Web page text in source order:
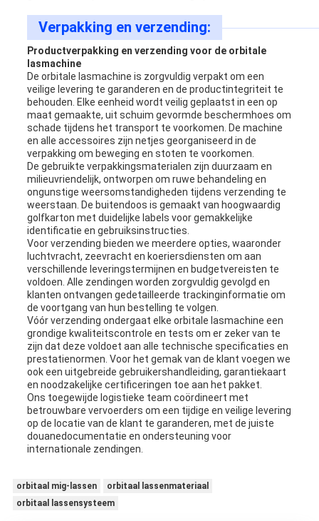
Verpakking en verzending:
Productverpakking en verzending voor de orbitale
lasmachine
De orbitale lasmachine is zorgvuldig verpakt om een ​​
veilige levering te garanderen en de productintegriteit te
behouden. Elke eenheid wordt veilig geplaatst in een op
maat gemaakte, uit schuim gevormde beschermhoes om
schade tijdens het transport te voorkomen. De machine
en alle accessoires zijn netjes georganiseerd in de
verpakking om beweging en stoten te voorkomen.
De gebruikte verpakkingsmaterialen zijn duurzaam en
milieuvriendelijk, ontworpen om ruwe behandeling en
ongunstige weersomstandigheden tijdens verzending te
weerstaan. De buitendoos is gemaakt van hoogwaardig
golfkarton met duidelijke labels voor gemakkelijke
identificatie en gebruiksinstructies.
Voor verzending bieden we meerdere opties, waaronder
luchtvracht, zeevracht en koeriersdiensten om aan
verschillende leveringstermijnen en budgetvereisten te
voldoen. Alle zendingen worden zorgvuldig gevolgd en
klanten ontvangen gedetailleerde trackinginformatie om
de voortgang van hun bestelling te volgen.
Vóór verzending ondergaat elke orbitale lasmachine een
grondige kwaliteitscontrole en tests om er zeker van te
zijn dat deze voldoet aan alle technische specificaties en
prestatienormen. Voor het gemak van de klant voegen we
ook een uitgebreide gebruikershandleiding, garantiekaart
en noodzakelijke certificeringen toe aan het pakket.
Ons toegewijde logistieke team coördineert met
betrouwbare vervoerders om een ​​tijdige en veilige levering
op de locatie van de klant te garanderen, met de juiste
douanedocumentatie en ondersteuning voor
internationale zendingen.
orbitaal mig-lassen
orbitaal lassenmateriaal
orbitaal lassensysteem